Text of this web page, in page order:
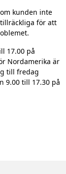
kunden inte
för att
17.00 på
Nordamerika är
till fredag
9.00 till 17.30 på